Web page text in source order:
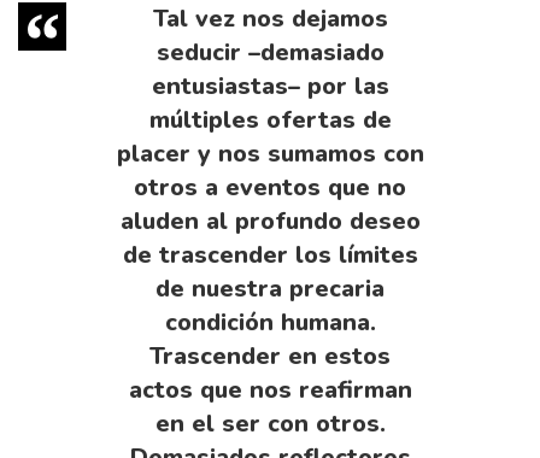
Tal vez nos dejamos
seducir –demasiado
entusiastas– por las
múltiples ofertas de
placer y nos sumamos con
otros a eventos que no
aluden al profundo deseo
de trascender los límites
de nuestra precaria
condición humana.
Trascender en estos
actos que nos reafirman
en el ser con otros.